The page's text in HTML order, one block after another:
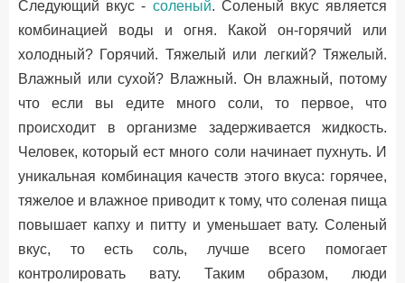
Следующий вкус - соленый. Соленый вкус является
комбинацией воды и огня. Какой он-горячий или
холодный? Горячий. Тяжелый или легкий? Тяжелый.
Влажный или сухой? Влажный. Он влажный, потому
что если вы едите много соли, то первое, что
происходит в организме задерживается жидкость.
Человек, который ест много соли начинает пухнуть. И
уникальная комбинация качеств этого вкуса: горячее,
тяжелое и влажное приводит к тому, что соленая пища
повышает капху и питту и уменьшает вату. Соленый
вкус, то есть соль, лучше всего помогает
контролировать вату. Таким образом, люди